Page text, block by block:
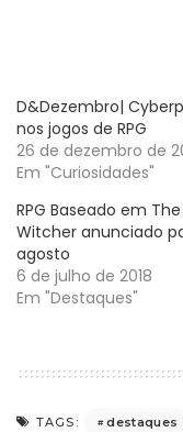
D&Dezembro|
nos jogos de RPG
26 de dezembro de
Em "Curiosidades"
RPG Baseado em The
Witcher anunciado
agosto
6 de julho de 2018
Em "Destaques"
TAGS: destaques